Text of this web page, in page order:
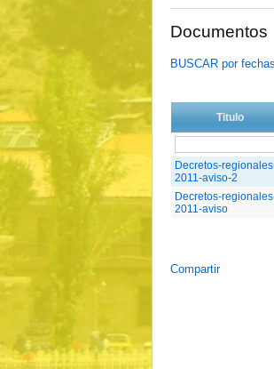
Documentos
BUSCAR por fechas
Titulo
Decretos-
2011-aviso-2
Decretos-
2011-aviso
Compartir